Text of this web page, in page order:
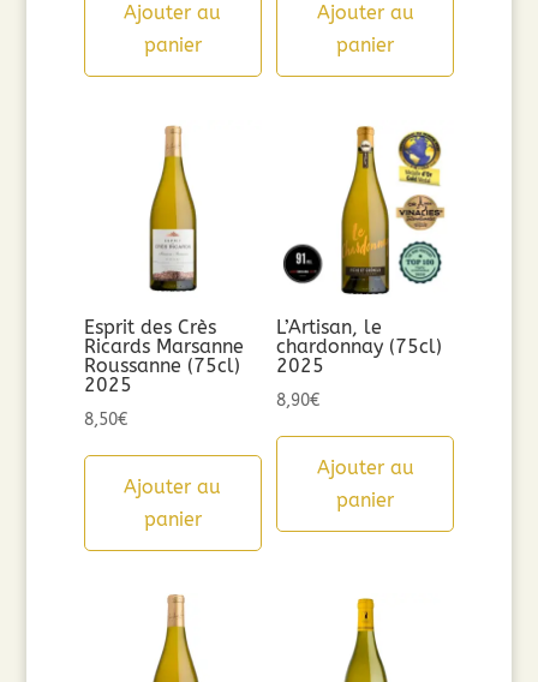
Ajouter au
panier
Ajouter au
panier
Esprit des Crès
Ricards Marsanne
Roussanne (75cl)
2025
8,50€
Ajouter au
panier
L’Artisan, le
chardonnay (75cl)
2025
8,90€
Ajouter au
panier